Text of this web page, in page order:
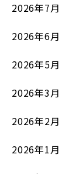
2026年7月
2026年6月
2026年5月
2026年3月
2026年2月
2026年1月